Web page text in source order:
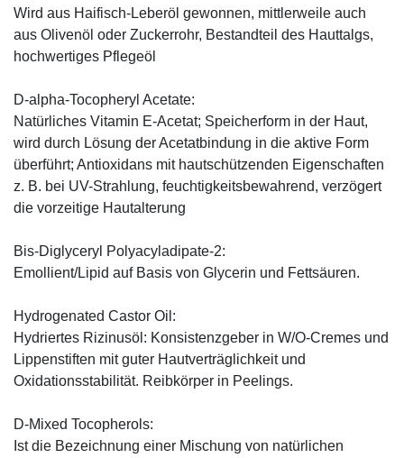
Wird aus Haifisch-Leberöl gewonnen, mittlerweile auch
aus Olivenöl oder Zuckerrohr, Bestandteil des Hauttalgs,
hochwertiges Pflegeöl
D-alpha-Tocopheryl Acetate:
Natürliches Vitamin E-Acetat; Speicherform in der Haut,
wird durch Lösung der Acetatbindung in die aktive Form
überführt; Antioxidans mit hautschützenden Eigenschaften
z. B. bei UV-Strahlung, feuchtigkeitsbewahrend, verzögert
die vorzeitige Hautalterung
Bis-Diglyceryl Polyacyladipate-2:
Emollient/Lipid auf Basis von Glycerin und Fettsäuren.
Hydrogenated Castor Oil:
Hydriertes Rizinusöl: Konsistenzgeber in W/O-Cremes und
Lippenstiften mit guter Hautverträglichkeit und
Oxidationsstabilität. Reibkörper in Peelings.
D-Mixed Tocopherols:
Ist die Bezeichnung einer Mischung von natürlichen